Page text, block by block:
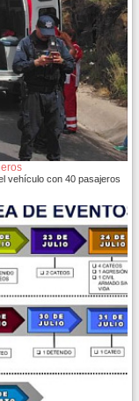
vehículo con 40 pasajeros